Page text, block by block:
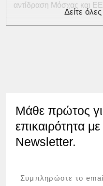
αντίδραση Μόσχας και ΕΕ
Δείτε όλες
Μάθε πρώτος
επικαιρότητα
Newsletter.